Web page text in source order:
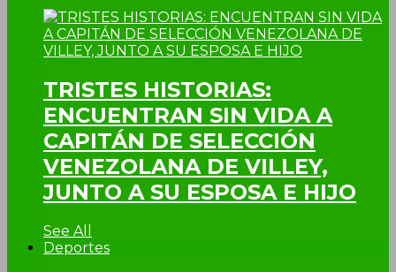
TRISTES HISTORIAS:
ENCUENTRAN SIN VIDA A
CAPITÁN DE SELECCIÓN
VENEZOLANA DE VILLEY,
JUNTO A SU ESPOSA E HIJO
See All
Deportes